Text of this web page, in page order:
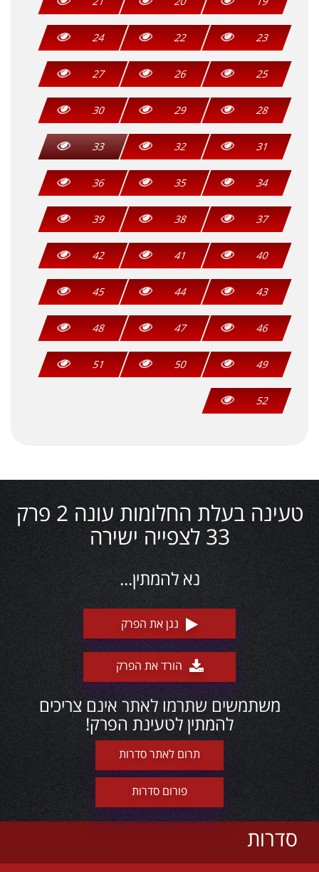
23
22
24
25
26
27
28
29
30
31
32
33
34
35
36
37
38
39
40
41
42
43
44
45
46
47
48
49
50
51
52
טעינה בעלת החלומות עונה 2 פרק
33 לצפייה ישירה
נא להמתין...
נגן את הפרק
הורד את הפרק
משתמשים שתרמו לאתר אינם צריכים
להמתין לטעינת הפרק!
תרום לאתר סדרות
פורום סדרות
סדרות